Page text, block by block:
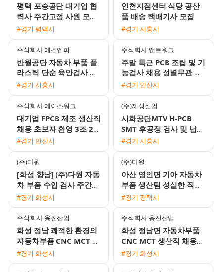
평택 포승공단 대기업 협
력사 주간고정 사원 모집
월 350만원 이상 가능 및
#경기 평택시
인천지점센터 식당 공산
품 배송 택배기사 모집
#경기 시흥시
주식회사 에스엔피
반월공단 자동차 부품 플
라스틱 단순 육안검사 및
손조립 모집 통근지원 및
#경기 시흥시
주식회사 앤트워크
주말 특근 PCB 조립 및 기
능검사 채용 성별무관 당
일 및 주급 지급 가능
#경기 안산시
주식회사 에이스워크
대기업 FPCB 제조 생산직
채용 초보자 환영 3조 2교
대 및 통근버스 운행
#경기 안산시
(주)제성실업
시화공단MTV H-PCB
SMT 후공정 검사 및 납땜
여성 사원 모집 (주간고
#경기 시흥시
(주)다원
[화성 향남] (주)다원 자동
차 부품 수입 검사 주간
고정 사원 모집 (유류비
#경기 화성시
(주)다원
아산 영인면 기아 자동차
부품 생산팀 성실한 직원
모집
#경기 평택시
주식회사 용진산업
화성 정남 쾌적한 환경의
자동차부품 CNC MCT 생
산직 채용
#경기 화성시
주식회사 용진산업
화성 정남면 자동차부품
CNC MCT 생산직 채용
(월 400만원 이상 / 기숙
#경기 화성시